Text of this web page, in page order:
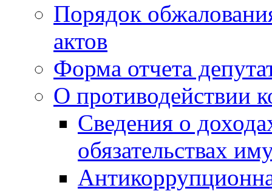
Порядок
актов
Форма отчета
О противодействии
Сведения о
обязательствах